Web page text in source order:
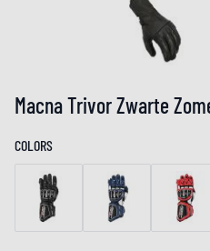
Macna Trivor Zwarte
COLORS